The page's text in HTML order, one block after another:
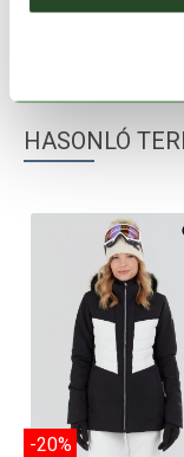
TERMÉK
HASONLÓ
-20%